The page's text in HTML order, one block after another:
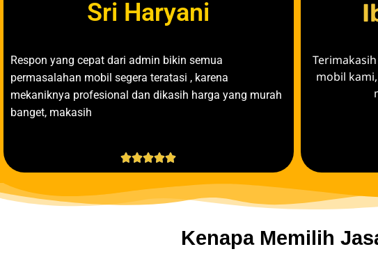
Sri Haryani
Respon yang cepat dari admin bikin semua
permasalahan mobil segera teratasi , karena
mekaniknya profesional dan dikasih harga yang murah
banget, makasih

mobil
Kenapa Memilih